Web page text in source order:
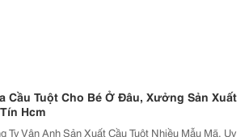
Cầu Tuột Cho Bé Ở Đâu, Xưởng Sản Xuất
Hcm
Ty Vân Anh Sản Xuất Cầu Tuột Nhiều Mẫu Mã, Uy